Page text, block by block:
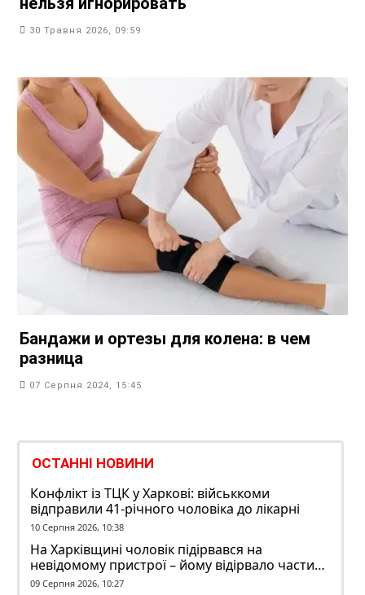
30 Травня 2026, 09:59
Бандажи и ортезы для колена: в чем
разница
07 Серпня 2024, 15:45
ОСТАННІ НОВИНИ
Конфлікт із ТЦК у Харкові: військкоми
відправили 41-річного чоловіка до лікарні
10 Серпня 2026, 10:38
На Харківщині чоловік підірвався на
невідомому пристрої – йому відірвало частину
руки
09 Серпня 2026, 10:27